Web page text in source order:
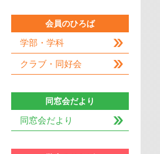
会員のひろば
学部・学科
クラブ・同好会
同窓会だより
同窓会だより